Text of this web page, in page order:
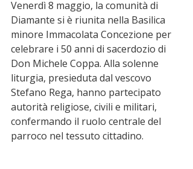
Venerdì 8 maggio, la comunità di
Diamante si è riunita nella Basilica
minore Immacolata Concezione per
celebrare i 50 anni di sacerdozio di
Don Michele Coppa. Alla solenne
liturgia, presieduta dal vescovo
Stefano Rega, hanno partecipato
autorità religiose, civili e militari,
confermando il ruolo centrale del
parroco nel tessuto cittadino.